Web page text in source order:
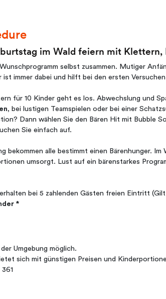
im Wald feiern mit Klettern,
selbst zusammen. Mutiger
ist immer dabei und hilft bei den ersten
für 10 Kinder geht es los. Abwechslung und
, bei lustigen Teamspielen oder bei einer
Dann wählen Sie den Bären Hit mit Bubble
Sie einfach auf.
bekommen alle bestimmt einen Bärenhunger.
umsorgt. Lust auf ein bärenstarkes
bei 5 zahlenden Gästen freien Eintritt
*
Umgebung möglich.
sich mit günstigen Preisen und